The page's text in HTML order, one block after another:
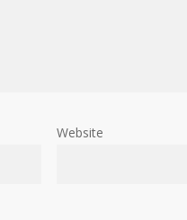
Website